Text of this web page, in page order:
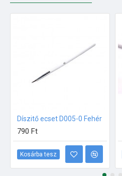
Díszitő ecset D005-0 Fehér
790 Ft
Kosárba tesz